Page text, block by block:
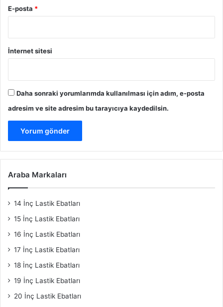
E-posta *
İnternet sitesi
Daha sonraki yorumlarımda kullanılması için adım, e-posta
adresim ve site adresim bu tarayıcıya kaydedilsin.
Araba Markaları
14 İnç Lastik Ebatları
15 İnç Lastik Ebatları
16 İnç Lastik Ebatları
17 İnç Lastik Ebatları
18 İnç Lastik Ebatları
19 İnç Lastik Ebatları
20 İnç Lastik Ebatları